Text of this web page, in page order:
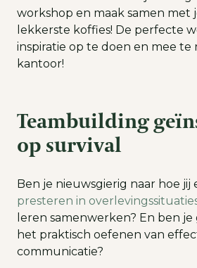
workshop en maak samen met
lekkerste koffies! De perfecte
inspiratie op te doen en mee te
kantoor!
Teambuilding
op survival
Ben je nieuwsgierig naar hoe jij
presteren in
leren samenwerken? En ben
het praktisch oefenen van
communicatie?